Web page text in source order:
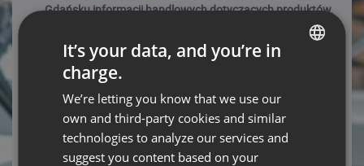
Gdańsku informacji handlowych dotyczących produktów,
usług, promocji, ofert specjalnych, nowości i wydarzeń za
pośrednictwem wiadomości e-mail na podany przeze mnie
w adres. Moje dane będą przetwarzane zgodnie z Polityką
Prywatności. Wiem, że mogę ww. zgodę w każdej chwili
wycofać. Podanie danych osobowych i zaznaczenie
checkboxa jest warunkiem wykonania umowy o udział w
webinarium przez ClickMeeting Sp. z o.o. (jest dobrowolne,
ale niezbędne do wzięcia udziału w webinarium).
FRENCH
POLISH
It’s your data, and you’re in
charge.
We’re letting you know that we use our
own and third-party cookies and similar
technologies to analyze our services and
suggest you content based on your